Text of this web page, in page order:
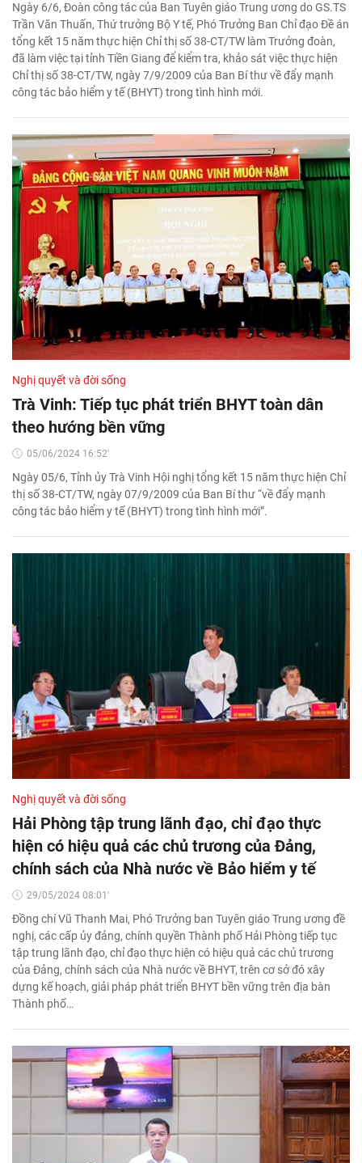
Ngày 6/6, Đoàn công tác của Ban Tuyên giáo Trung ương do GS.TS
Trần Văn Thuấn, Thứ trưởng Bộ Y tế, Phó Trưởng Ban Chỉ đạo Đề án
tổng kết 15 năm thực hiện Chỉ thị số 38-CT/TW làm Trưởng đoàn,
đã làm việc tại tỉnh Tiền Giang để kiểm tra, khảo sát việc thực hiện
Chỉ thị số 38-CT/TW, ngày 7/9/2009 của Ban Bí thư về đẩy mạnh
công tác bảo hiểm y tế (BHYT) trong tình hình mới.
Nghị quyết và đời sống
Trà Vinh: Tiếp tục phát triển BHYT toàn dân
theo hướng bền vững
05/06/2024 16:52'
Ngày 05/6, Tỉnh ủy Trà Vinh Hội nghị tổng kết 15 năm thực hiện Chỉ
thị số 38-CT/TW, ngày 07/9/2009 của Ban Bí thư “về đẩy mạnh
công tác bảo hiểm y tế (BHYT) trong tình hình mới”.
Nghị quyết và đời sống
Hải Phòng tập trung lãnh đạo, chỉ đạo thực
hiện có hiệu quả các chủ trương của Đảng,
chính sách của Nhà nước về Bảo hiểm y tế
29/05/2024 08:01'
Đồng chí Vũ Thanh Mai, Phó Trưởng ban Tuyên giáo Trung ương đề
nghị, các cấp ủy đảng, chính quyền Thành phố Hải Phòng tiếp tục
tập trung lãnh đạo, chỉ đạo thực hiện có hiệu quả các chủ trương
của Đảng, chính sách của Nhà nước về BHYT, trên cơ sở đó xây
dựng kế hoạch, giải pháp phát triển BHYT bền vững trên địa bàn
Thành phố…